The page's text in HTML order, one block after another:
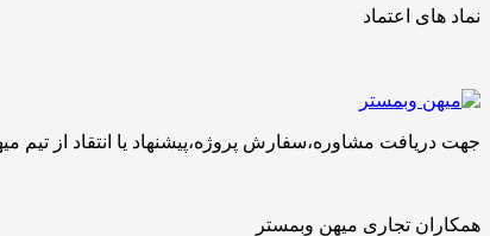
نماد های اعتماد
جهت دریافت مشاوره،سفارش پروژه،پیشنهاد یا انتقاد از تیم میهن وبمستر با ما تماس
همکاران تجاری میهن وبمستر